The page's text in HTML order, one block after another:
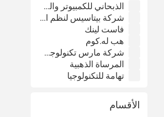
الذبحاني للكمبيوتر والطاقة البديلة
شركة بيتاسيس لنظم المعلومات
فاست لينك
هب له.كوم
شركة مارس تكنولوجي وكلاء شركة إستار فوكس
المرساة الذهبية
تهامة للتكنولوجيا
الأقسام